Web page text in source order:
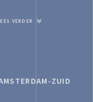
VERDER
ZUID